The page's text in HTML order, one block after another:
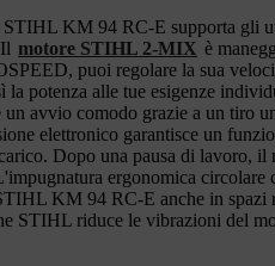
KM 94 RC-E supporta gli
motore STIHL 2-MIX è
puoi regolare la sua
la potenza alle tue esigenze
un avvio comodo grazie a un tiro
elettronico garantisce un
Dopo una pausa di lavoro, il
ergonomica
KM 94 RC-E anche in spazi
STIHL riduce le vibrazioni del